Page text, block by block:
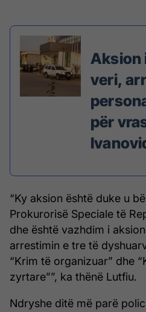
Aksion
veri,
për
“Ky aksion është duke u
Prokurorisë Speciale të
dhe është vazhdim i
arrestimin e tre të
“Krim të organizuar” dhe
zyrtare””, ka thënë Lutfiu.
Ndryshe ditë më parë